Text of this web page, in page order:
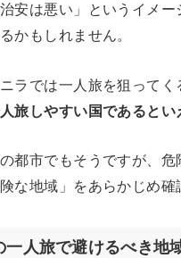
治安は悪い」というイメ
かもしれません。
ラでは一人旅を狙ってく
旅しやすい国であるとい
都市でもそうですが、
な地域」をあらかじめ確
一人旅で避けるべき地